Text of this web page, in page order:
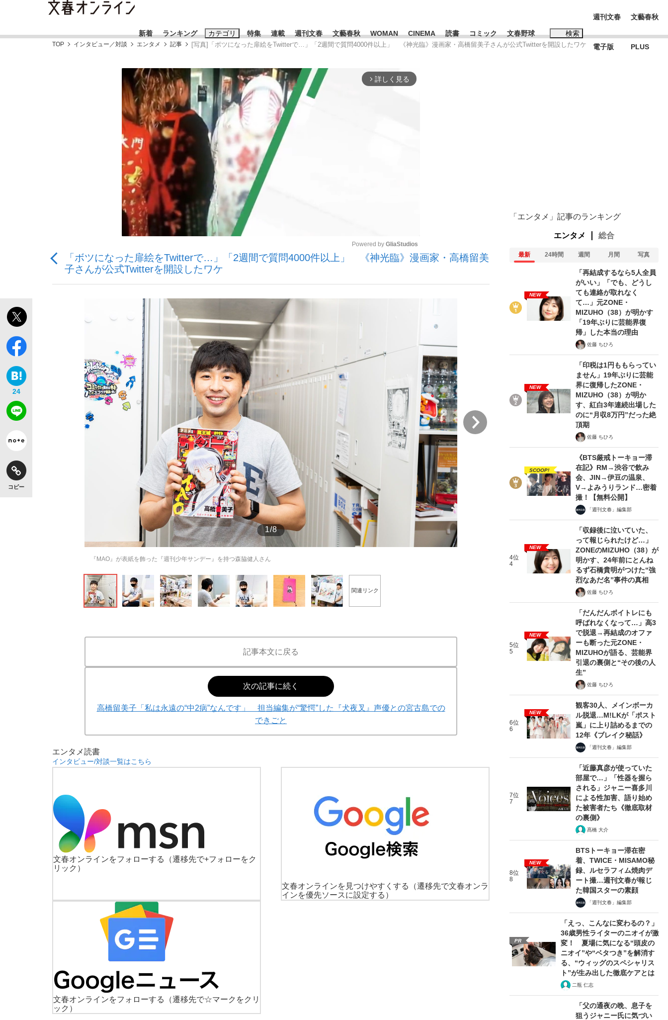
新着 ランキング カテゴリ
《BTS厳戒トーキョー滞在記》RM→渋谷で飲み会、JIN→伊豆の...
「最悪の空気のまま解散」WBC日本代表“敗戦”の真実 選手が明かす... 「敗因分析は一切聞かれなかった」侍ジャパン選手が証言した“NPB聞...
「クマが悪者扱いされているのが悲しい」『北の国から』倉本聰氏（91...
もっと見る
特集
終戦から81年
私のあのとき、私のいま
観る将棋、読む将棋
キングの誕生を、目撃せよ。
もっと見る
連載 週刊文春 文藝春秋 WOMAN CINEMA 読書 コミック 文春野球 検索
おすすめのキーワードタグ一覧
#藤田晋 #三山凌輝 #高市早苗
#玉木雄一郎
#亀和田武
週刊文春
電子版
文藝春秋
PLUS
TOP インタビュー／対談 エンタメ 記事 [写真]「ボツになった扉絵をTwitterで…」「2週間で質問4000件以上」 《神光臨》漫画家・高橋留美子さんが公式Twitterを開設したワケ
arrow_forward_ios 詳しく見る
Powered by GliaStudios
「ボツになった扉絵をTwitterで…」「2週間で質問4000件以上」 《神光臨》漫画家・高橋留美
子さんが公式Twitterを開設したワケ
24
コピー
1/8
『MAO』が表紙を飾った『週刊少年サンデー』を持つ森脇健人さん
関連リンク
記事本文に戻る
次の記事に続く
高橋留美子「私は永遠の“中2病”なんです」 担当編集が“驚愕”した『犬夜叉』声優との宮古島での
できごと
エンタメ読書
インタビュー/対談一覧はこちら
文春オンラインをフォローする
（遷移先で+フォローをク
リック）
文春オンラインを見つけやすくする
（遷移先で文春オンラ
インを優先ソースに設定する）
文春オンラインをフォローする
（遷移先で☆マークをクリ
ック）
「エンタメ」記事のランキング
エンタメ 総合
最新 24時間 週間 月間 写真
NEW
「再結成するなら5人全員
がいい」「でも、どうし
ても連絡が取れなく
て…」元ZONE・
MIZUHO（38）が明かす
「19年ぶりに芸能界復
帰」した本当の理由
佐藤 ちひろ
NEW
「印税は1円ももらってい
ません」19年ぶりに芸能
界に復帰したZONE・
MIZUHO（38）が明か
す、紅白3年連続出場した
のに“月収8万円”だった絶
頂期
佐藤 ちひろ
SCOOP!
《BTS厳戒トーキョー滞
在記》RM→渋谷で飲み
会、JIN→伊豆の温泉、
V→よみうりランド…密着
撮！【無料公開】
「週刊文春」編集部
4位
4
NEW
「収録後に泣いていた、
って報じられたけど…」
ZONEのMIZUHO（38）が
明かす、24年前にとんね
るず石橋貴明がつけた“強
烈なあだ名”事件の真相
佐藤 ちひろ
5位
5
NEW
「だんだんボイトレにも
呼ばれなくなって…」高3
で脱退→再結成のオファ
ーも断った元ZONE・
MIZUHOが語る、芸能界
引退の裏側と“その後の人
生”
佐藤 ちひろ
6位
6
NEW
観客30人、メインボーカ
ル脱退…M!LKが「ポスト
嵐」に上り詰めるまでの
12年《ブレイク秘話》
「週刊文春」編集部
7位
7
「近藤真彦が使っていた
部屋で…」「性器を握ら
される」ジャニー喜多川
による性加害、語り始め
た被害者たち《徹底取材
の裏側》
髙橋 大介
8位
8
NEW
BTSトーキョー滞在密
着、TWICE・MISAMO秘
録、ルセラフィム焼肉デ
ート撮…週刊文春が報じ
た韓国スターの素顔
「週刊文春」編集部
PR
「えっ、こんなに変わるの？」
36歳男性ライターのニオイが激
変！ 夏場に気になる“頭皮の
ニオイ”や“ベタつき”を解消す
る、“ウィッグのスペシャリス
ト”が生み出した徹底ケアとは
二瓶 仁志
「父の通夜の晩、息子を
狙うジャニー氏に気づい